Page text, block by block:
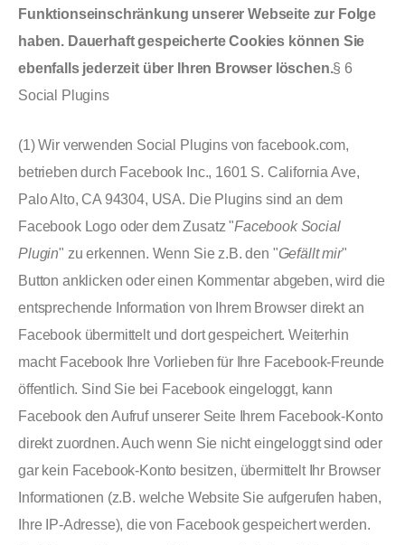
Funktionseinschränkung unserer Webseite zur Folge
haben. Dauerhaft gespeicherte Cookies können Sie
ebenfalls jederzeit über Ihren Browser löschen.§ 6
Social Plugins
(1) Wir verwenden Social Plugins von facebook.com,
betrieben durch Facebook Inc., 1601 S. California Ave,
Palo Alto, CA 94304, USA. Die Plugins sind an dem
Facebook Logo oder dem Zusatz "Facebook Social
Plugin" zu erkennen. Wenn Sie z.B. den "Gefällt mir"
Button anklicken oder einen Kommentar abgeben, wird die
entsprechende Information von Ihrem Browser direkt an
Facebook übermittelt und dort gespeichert. Weiterhin
macht Facebook Ihre Vorlieben für Ihre Facebook-Freunde
öffentlich. Sind Sie bei Facebook eingeloggt, kann
Facebook den Aufruf unserer Seite Ihrem Facebook-Konto
direkt zuordnen. Auch wenn Sie nicht eingeloggt sind oder
gar kein Facebook-Konto besitzen, übermittelt Ihr Browser
Informationen (z.B. welche Website Sie aufgerufen haben,
Ihre IP-Adresse), die von Facebook gespeichert werden.